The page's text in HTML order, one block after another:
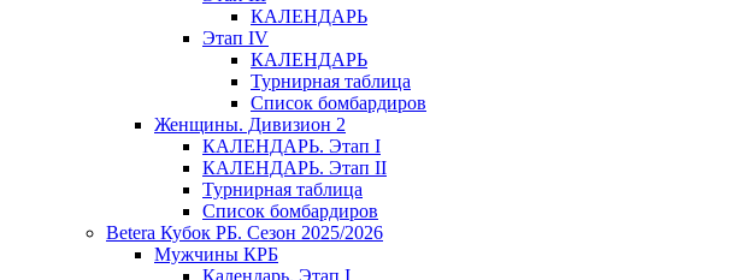
КАЛЕНДАРЬ
Этап IV
КАЛЕНДАРЬ
Турнирная таблица
Список бомбардиров
Женщины. Дивизион 2
КАЛЕНДАРЬ. Этап I
КАЛЕНДАРЬ. Этап II
Турнирная таблица
Список бомбардиров
Betera Кубок РБ. Сезон 2025/2026
Мужчины КРБ
Календарь. Этап I